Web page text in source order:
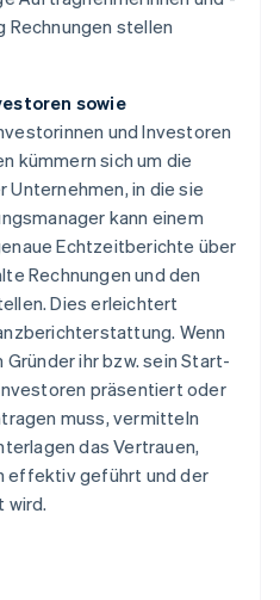
Rechnungen stellen
sowie
und Investoren
kümmern sich um die
in die sie
kann einem
Echtzeitberichte über
Rechnungen und den
Dies erleichtert
Wenn
ihr bzw. sein Start-
präsentiert oder
muss, vermitteln
das Vertrauen,
effektiv geführt und der
wird.